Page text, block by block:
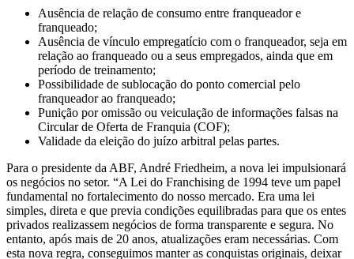
Ausência de relação de consumo entre franqueador e
franqueado;
Ausência de vínculo empregatício com o franqueador, seja em
relação ao franqueado ou a seus empregados, ainda que em
período de treinamento;
Possibilidade de sublocação do ponto comercial pelo
franqueador ao franqueado;
Punição por omissão ou veiculação de informações falsas na
Circular de Oferta de Franquia (COF);
Validade da eleição do juízo arbitral pelas partes.
Para o presidente da ABF, André Friedheim, a nova lei impulsionará
os negócios no setor. “A Lei do Franchising de 1994 teve um papel
fundamental no fortalecimento do nosso mercado. Era uma lei
simples, direta e que previa condições equilibradas para que os entes
privados realizassem negócios de forma transparente e segura. No
entanto, após mais de 20 anos, atualizações eram necessárias. Com
esta nova regra, conseguimos manter as conquistas originais, deixar